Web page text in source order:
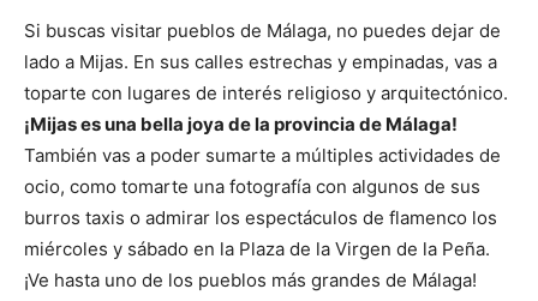
Si buscas visitar pueblos de Málaga, no puedes dejar de
lado a Mijas. En sus calles estrechas y empinadas, vas a
toparte con lugares de interés religioso y arquitectónico.
¡Mijas es una bella joya de la provincia de Málaga!
También vas a poder sumarte a múltiples actividades de
ocio, como tomarte una fotografía con algunos de sus
burros taxis o admirar los espectáculos de flamenco los
miércoles y sábado en la Plaza de la Virgen de la Peña.
¡Ve hasta uno de los pueblos más grandes de Málaga!